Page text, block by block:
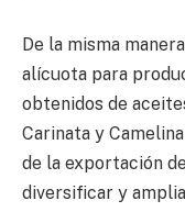
De la misma
alícuota para
obtenidos de
Carinata y
de la exportación
diversificar y